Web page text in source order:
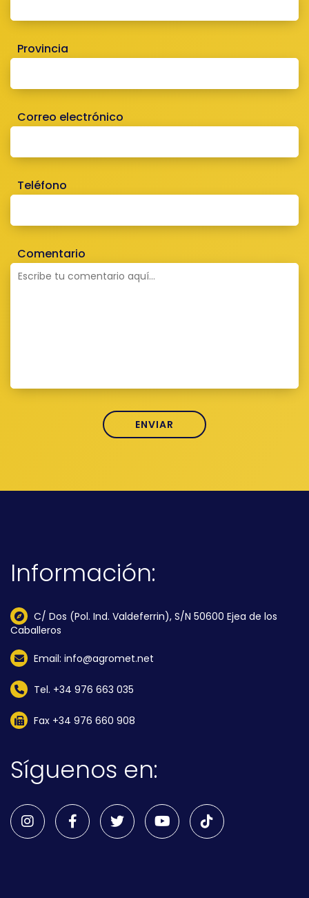
Provincia
Correo electrónico
Teléfono
Comentario
Información:
C/ Dos (Pol. Ind. Valdeferrin), S/N 50600 Ejea de los
Caballeros
Email: info@agromet.net
Tel. +34 976 663 035
Fax +34 976 660 908
Síguenos en: